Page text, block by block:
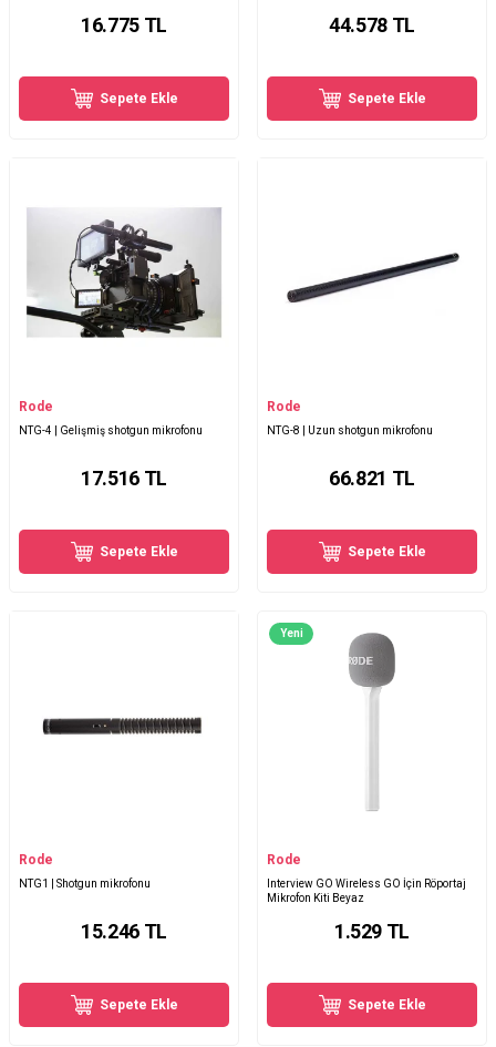
16.775TL
Sepete Ekle
44.578TL
Sepete Ekle
Rode
NTG-4 | Gelişmiş shotgun mikrofonu
17.516TL
Sepete Ekle
Rode
NTG-8 | Uzun shotgun mikrofonu
66.821 TL
Sepete Ekle
Rode
NTG1 | Shotgun mikrofonu
15.246TL
Sepete Ekle
Yeni
Rode
Interview GO Wireless GO İçin Röportaj
Mikrofon Kiti Beyaz
1.529 TL
Sepete Ekle